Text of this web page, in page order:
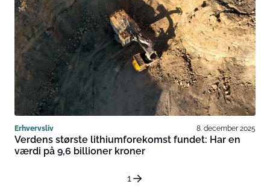
Erhvervsliv 8. december 2025
Verdens største lithiumforekomst fundet: Har en
værdi på 9,6 billioner kroner
1